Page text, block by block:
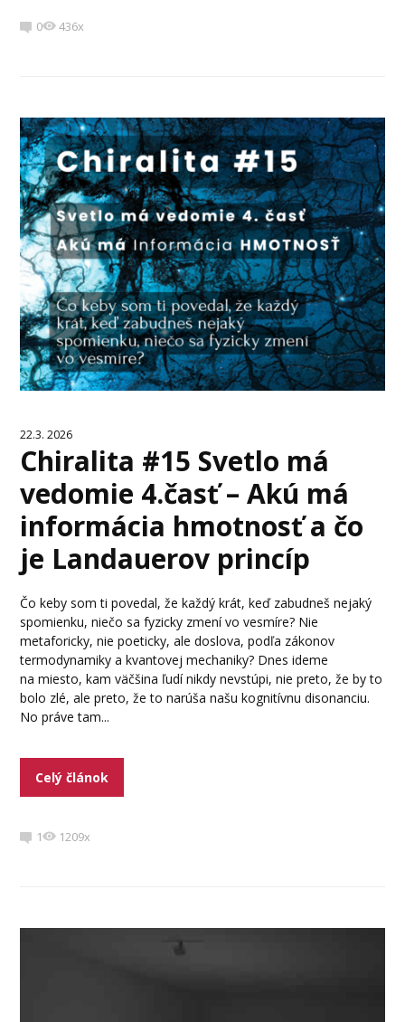
0 436x
22.3. 2026
Chiralita #15 Svetlo má
vedomie 4.časť – Akú má
informácia hmotnosť a čo
je Landauerov princíp
Čo keby som ti povedal, že každý krát, keď zabudneš nejaký
spomienku, niečo sa fyzicky zmení vo vesmíre? Nie
metaforicky, nie poeticky, ale doslova, podľa zákonov
termodynamiky a kvantovej mechaniky? Dnes ideme
na miesto, kam väčšina ľudí nikdy nevstúpi, nie preto, že by to
bolo zlé, ale preto, že to narúša našu kognitívnu disonanciu.
No práve tam...
Celý článok
1 1209x